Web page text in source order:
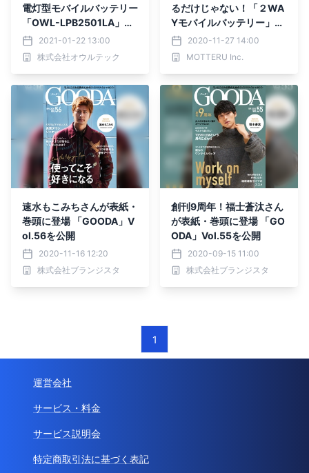
電灯型モバイルバッテリー
「OWL-LPB2501LA」を
オウルテックが発売
2021-01-22 13:00
株式会社オウルテック
るだけじゃない！「２WA
Yモバイルバッテリー」２
シリーズを株式会社MOTT
ERUが発売
2020-11-27 14:00
MOTTERU Inc.
速水もこみちさんが表紙・
巻頭に登場 「GOODA」V
ol.56を公開
2020-11-16 12:20
株式会社ブランジスタ
創刊9周年！福士蒼汰さん
が表紙・巻頭に登場 「GO
ODA」Vol.55を公開
2020-09-15 11:00
株式会社ブランジスタ
1
運営会社
サービス・料金
サービス説明会
特定商取引法に基づく表記